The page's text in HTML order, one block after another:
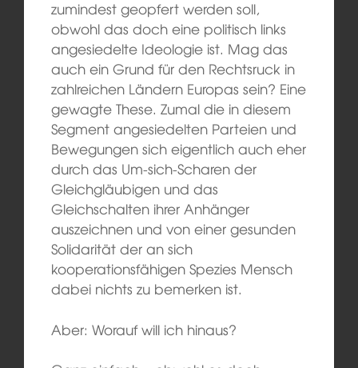
zumindest geopfert werden soll,
obwohl das doch eine politisch links
angesiedelte Ideologie ist. Mag das
auch ein Grund für den Rechtsruck in
zahlreichen Ländern Europas sein? Eine
gewagte These. Zumal die in diesem
Segment angesiedelten Parteien und
Bewegungen sich eigentlich auch eher
durch das Um-sich-Scharen der
Gleichgläubigen und das
Gleichschalten ihrer Anhänger
auszeichnen und von einer gesunden
Solidarität der an sich
kooperationsfähigen Spezies Mensch
dabei nichts zu bemerken ist.
Aber: Worauf will ich hinaus?